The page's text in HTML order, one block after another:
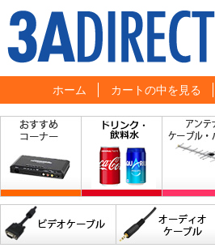
ホーム カートの中を見る